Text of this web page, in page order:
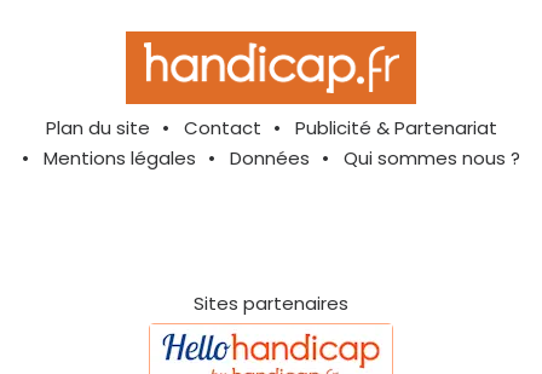
Plan du site Contact
Publicité & Partenariat
Mentions légales
Données Qui sommes nous ?
Sites partenaires